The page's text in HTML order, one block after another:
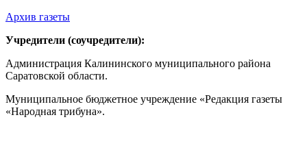
Архив газеты
Учредители (соучредители):
Администрация Калининского муниципального района
Саратовской области.
Муниципальное бюджетное учреждение «Редакция газеты
«Народная трибуна».